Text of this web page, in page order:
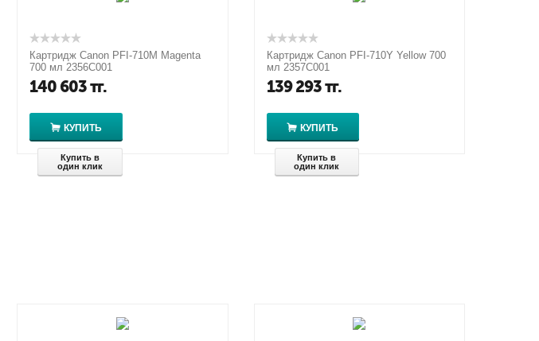
Картридж Canon PFI-710M Magenta
700 мл 2356C001
140 603тг.
КУПИТЬ
Купить в
один клик
Картридж Canon PFI-710Y Yellow 700
мл 2357C001
139 293тг.
КУПИТЬ
Купить в
один клик